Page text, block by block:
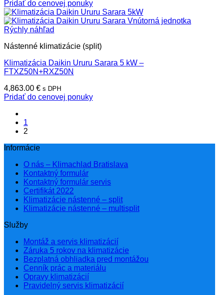
Pridať do cenovej ponuky
Rýchly náhľad
Nástenné klimatizácie (split)
Klimatizácia Daikin Ururu Sarara 5 kW –
FTXZ50N+RXZ50N
4,863.00 € s DPH
Pridať do cenovej ponuky
1
2
Informácie
O nás – Klimachlad Bratislava
Kontaktný formulár
Kontaktný formulár servis
Certifikát 2022
Klimatizácie nástenné – split
Klimatizácie nástenné – multisplit
Služby
Montáž a servis klimatizácií
Záruka 5 rokov na klimatizácie
Bezplatná obhliadka pred montážou
Cenník prác a materiálu
Opravy klimatizácií
Pravidelný servis klimatizácií